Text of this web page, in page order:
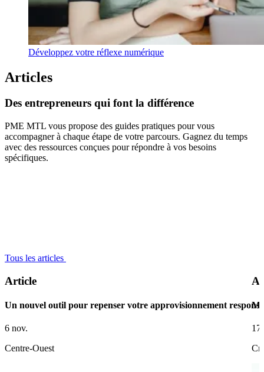
Développez votre réflexe numérique
Articles
Des entrepreneurs qui font la différence
PME MTL vous propose des guides pratiques pour vous
accompagner à chaque étape de votre parcours. Gagnez du temps
avec des ressources conçues pour répondre à vos besoins
spécifiques.
Tous les articles
Article
Un nouvel outil pour repenser votre approvisionnement
6 nov.
Centre-Ouest
17